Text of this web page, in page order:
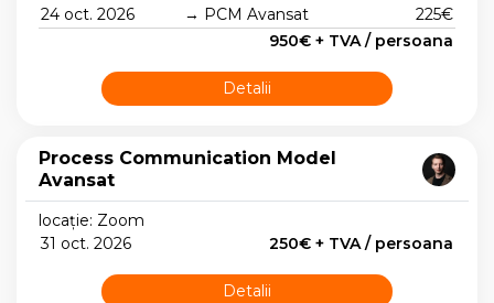
24 oct. 2026
→ PCM Avansat
225€
950€ + TVA / persoana
Detalii
Process Communication Model
Avansat
locație: Zoom
31 oct. 2026
250€ + TVA / persoana
Detalii